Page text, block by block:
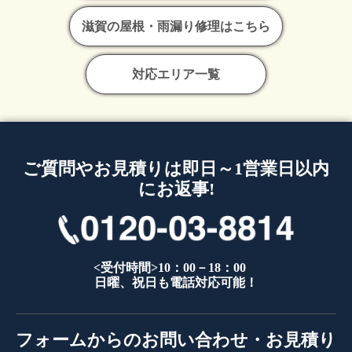
滋賀の屋根・雨漏り修理はこちら
対応エリア一覧
ご質問やお見積りは即日～1営業日以内
にお返事!
<受付時間>10：00－18：00
日曜、祝日も電話対応可能！
フォームからのお問い合わせ・お見積り